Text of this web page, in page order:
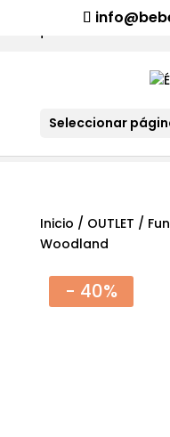
¡Aviso importante para
Seleccionar
Inicio / OUTLET /
Woodland
- 40%